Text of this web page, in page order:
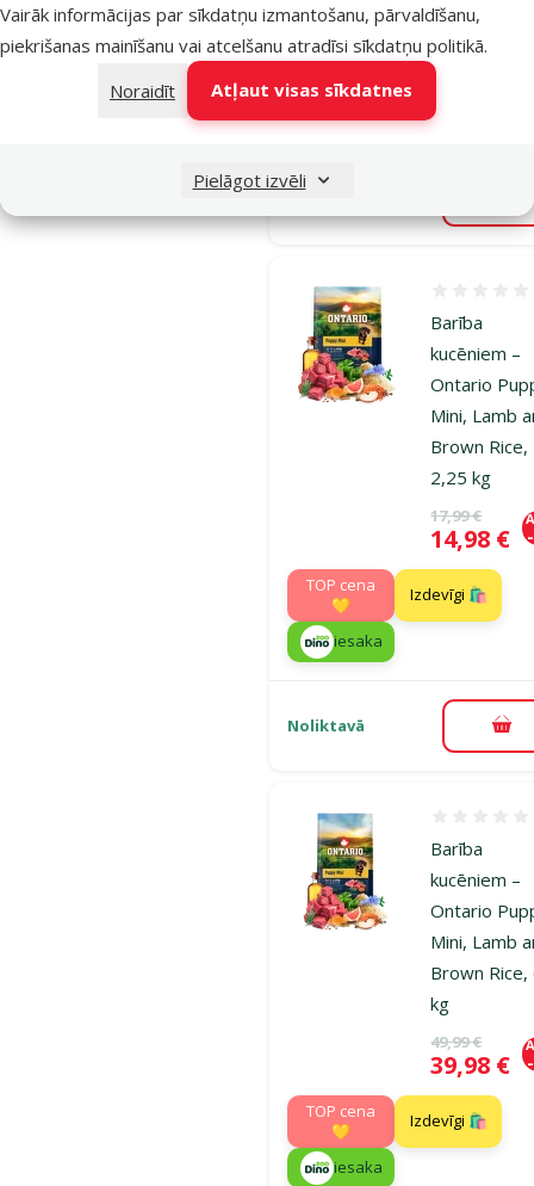
Vairāk informācijas par sīkdatņu izmantošanu, pārvaldīšanu,
piekrišanas mainīšanu vai atcelšanu atradīsi sīkdatņu politikā.
Noraidīt
Atļaut visas sīkdatnes
Pielāgot izvēli
0,75 kg
Cena
7,99 €
Barība
kucēniem –
Ontario
Mini, Lamb
Brown Rice,
2,25 kg
Oriģinālā
17,99 €
Cena
14,98 €
TOP cena
💛
Izdevīgi 🛍️
iesaka
Noliktavā
Barība
kucēniem –
Ontario
Mini, Lamb
Brown Rice,
kg
Oriģinālā
49,99 €
Cena
39,98 €
TOP cena
💛
Izdevīgi 🛍️
iesaka